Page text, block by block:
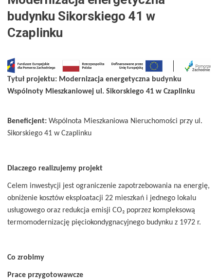
Miejski
w
Czaplinku
budynku Sikorskiego 41 w
Czaplinku
Tytuł projektu: Modernizacja energetyczna budynku
Wspólnoty Mieszkaniowej ul. Sikorskiego 41 w Czaplinku
Beneficjent: Wspólnota Mieszkaniowa Nieruchomości przy ul.
Sikorskiego 41 w Czaplinku
Dlaczego realizujemy projekt
Celem inwestycji jest ograniczenie zapotrzebowania na energię,
obniżenie kosztów eksploatacji 22 mieszkań i jednego lokalu
usługowego oraz redukcja emisji CO₂ poprzez kompleksową
termomodernizację pięciokondygnacyjnego budynku z 1972 r.
Co zrobimy
Prace przygotowawcze